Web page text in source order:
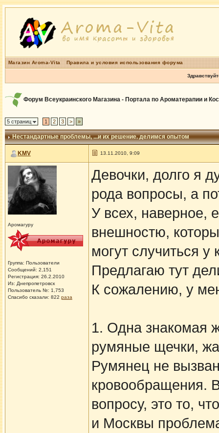
Магазин Aroma-Vita Правила и условия использования форума
Форум Всеукраинского Магазина - Портала по Ароматерапии и
5 страниц 1 2 3 > »
Нестандартные проблемы, ...и их решение. делимся опытом
KMV 13.11.2010, 9:09
Аромагуру
Группа: Пользователи
Сообщений: 2,151
Регистрация: 26.2.2010
Из: Днепропетровск
Пользователь №: 1,753
Спасибо сказали: 822 раза
Девочки, долго я
рода вопросы, а
У всех, наверное,
внешностю,
могут случиться у
Предлагаю тут
К сожалению, у
1. Одна знакомая
румяные щечки,
Румянец не
кровообращения.
вопросу, это то,
и Москвы